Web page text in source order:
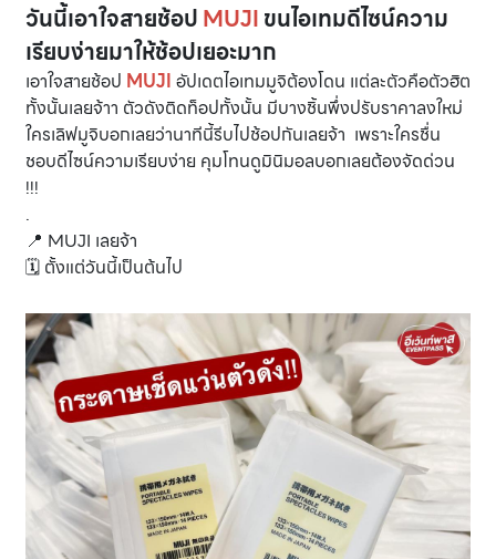
วันนี้เอาใจสายช้อปMUJIขนไอเทมดีไซน์ความ
เรียบง่ายมาให้ช้อปเยอะมาก
เอาใจสายช้อป MUJI อัปเดตไอเทมมูจิต้องโดน แต่ละตัวคือตัวฮิต
ทั้งนั้นเลยจ้าา ตัวดังติดท็อปทั้งนั้น มีบางชิ้นพึ่งปรับราคาลงใหม่
ใครเลิฟมูจิบอกเลยว่านาทีนี้รีบไปช้อปกันเลยจ้า เพราะใครชื่น
ชอบดีไซน์ความเรียบง่าย คุมโทนดูมินิมอลบอกเลยต้องจัดด่วน
!!!
.
📍 MUJI เลยจ้า
🗓 ตั้งแต่วันนี้เป็นต้นไป